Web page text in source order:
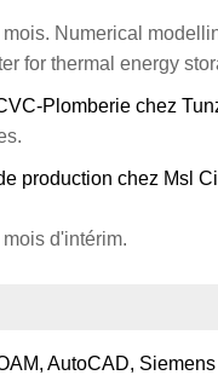
Numerical
for thermal energy
Plomberie chez
production chez Msl
d'intérim.
AutoCAD,